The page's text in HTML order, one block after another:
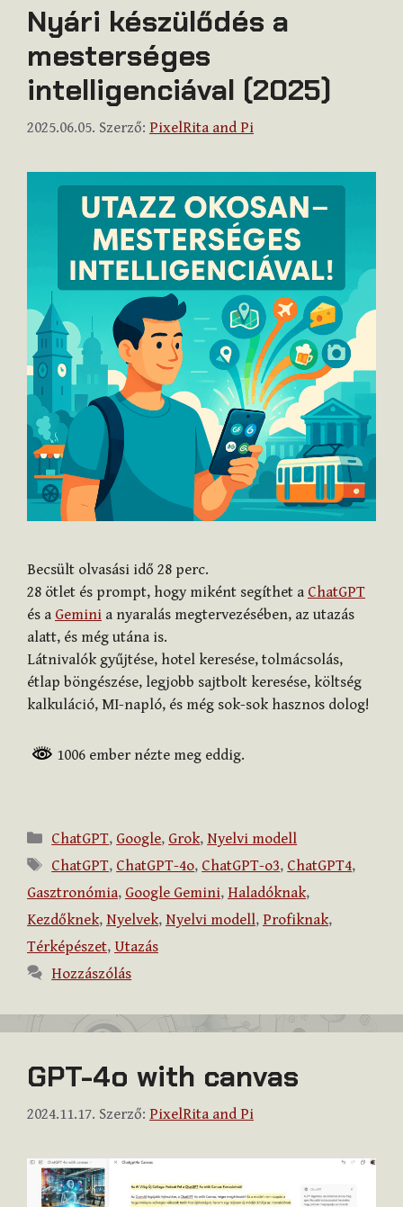
Nyári készülődés a
mesterséges
intelligenciával (2025)
2025.06.05. Szerző: PixelRita and Pi
Becsült olvasási idő 28 perc.
28 ötlet és prompt, hogy miként segíthet a ChatGPT
és a Gemini a nyaralás megtervezésében, az utazás
alatt, és még utána is.
Látnivalók gyűjtése, hotel keresése, tolmácsolás,
étlap böngészése, legjobb sajtbolt keresése, költség
kalkuláció, MI-napló, és még sok-sok hasznos dolog!
1006 ember nézte meg eddig.
Kategória
ChatGPT, Google, Grok, Nyelvi modell
Címkék
ChatGPT, ChatGPT-4o, ChatGPT-o3, ChatGPT4,
Gasztronómia, Google Gemini, Haladóknak,
Kezdőknek, Nyelvek, Nyelvi modell, Profiknak,
Térképészet, Utazás
Hozzászólás
GPT-4o with canvas
2024.11.17. Szerző: PixelRita and Pi